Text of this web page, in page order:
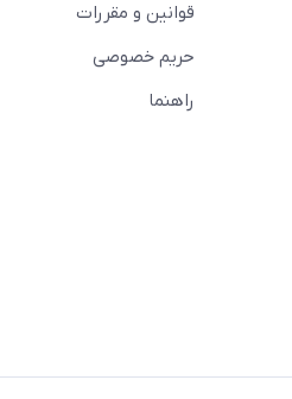
قوانین و مقررات
حریم خصوصی
راهنما